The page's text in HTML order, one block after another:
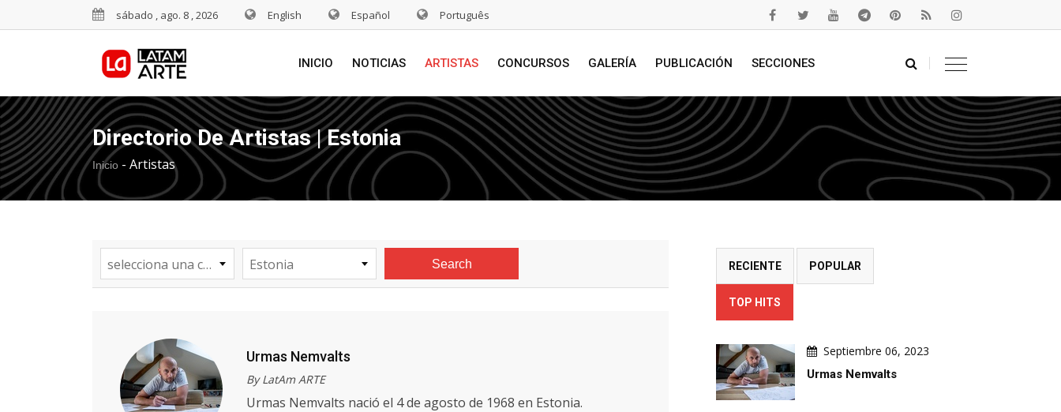
sábado , ago. 8 , 2026 English Español Português
INICIO NOTICIAS ARTISTAS CONCURSOS GALERÍA PUBLICACIÓN SECCIONES
Directorio De Artistas | Estonia
Inicio - Artistas
selecciona una categoría Estonia Search
Urmas Nemvalts
By LatAm ARTE
Urmas Nemvalts nació el 4 de agosto de 1968 en Estonia.
RECIENTE POPULAR
TOP HITS
Septiembre 06, 2023
Urmas Nemvalts